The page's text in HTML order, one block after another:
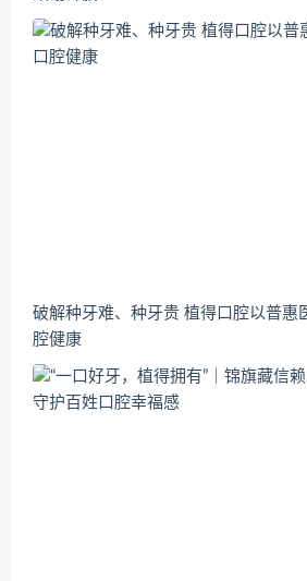
破解种牙难、种牙贵 植得口腔以普惠
腔健康